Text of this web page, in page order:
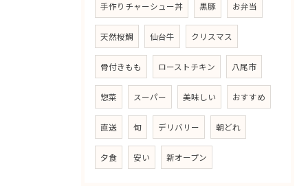
手作りチャーシュー丼 黒豚 お弁当
天然桜鯛 仙台牛 クリスマス
骨付きもも ローストチキン 八尾市
惣菜 スーパー 美味しい おすすめ
直送 旬 デリバリー 朝どれ
夕食 安い 新オープン